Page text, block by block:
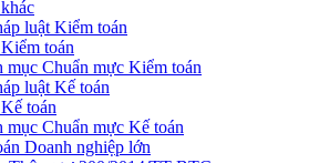
luật Kiểm toán
toán
mục Chuẩn mực Kiểm toán
luật Kế toán
toán
mục Chuẩn mực Kế toán
Doanh nghiệp lớn